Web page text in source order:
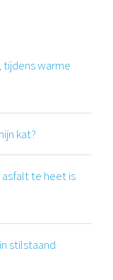
tijdens warme
kat?
te heet is
stilstaand